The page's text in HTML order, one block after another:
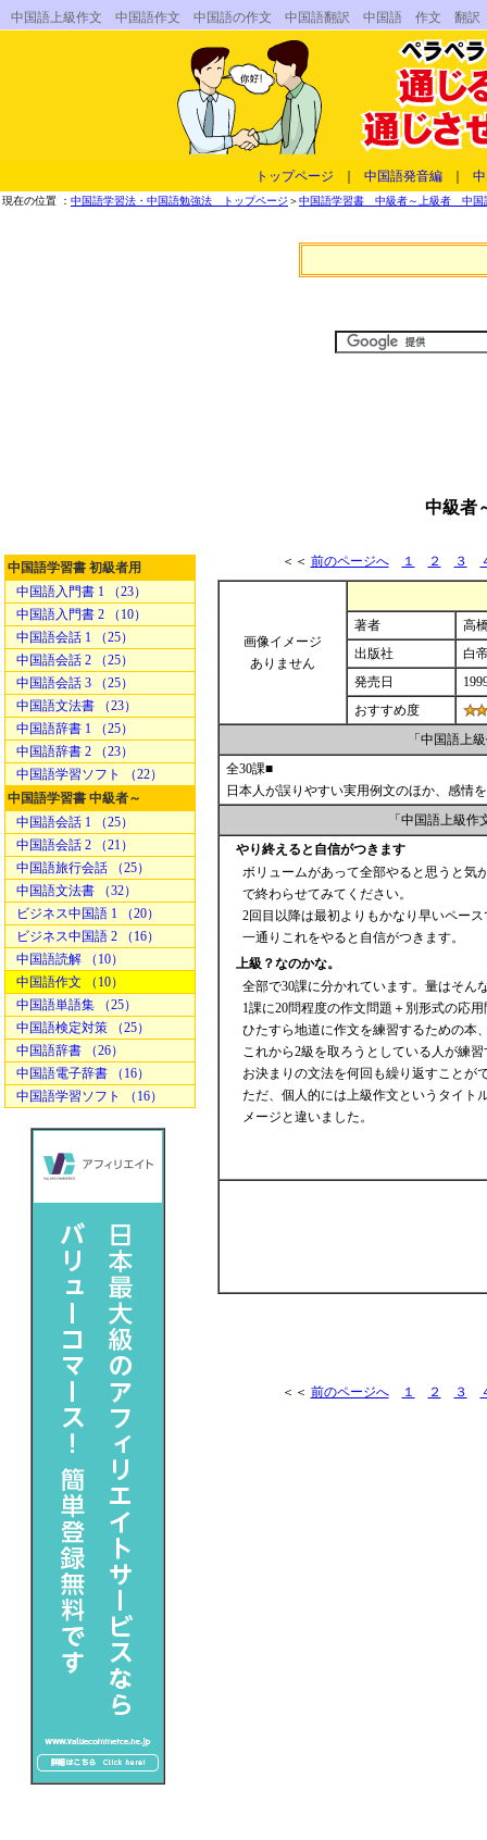
中国語上級作文 中国語作文 中国語の作文 中国語翻訳 中国語 作文 翻
トップページ 中国語発音編
現在の位置 ： 中国語学習法・中国語勉強法 トップページ ＞中国語学習書 中級者～上級者 中国
中級者
中国語学習書 初級者用
中国語入門書 1 （23）
中国語入門書 2 （10）
中国語会話 1 （25）
中国語会話 2 （25）
中国語会話 3 （25）
中国語文法書 （23）
中国語辞書 1 （25）
中国語辞書 2 （23）
中国語学習ソフト （22）
中国語学習書 中級者～
中国語会話 1 （25）
中国語会話 2 （21）
中国語旅行会話 （25）
中国語文法書 （32）
ビジネス中国語 1 （20）
ビジネス中国語 2 （16）
中国語読解 （10）
中国語作文 （10）
中国語単語集 （25）
中国語検定対策 （25）
中国語辞書 （26）
中国語電子辞書 （16）
中国語学習ソフト （16）
＜＜ 前のページへ １ ２ ３
画像イメージ
ありません
著者
高
出版社
白
発売日
おすすめ度
「中国語上
全30課■
日本人が誤りやすい実用例文のほか、感情
「中国語上級
やり終えると自信がつきます
ボリュームがあって全部やると思うと気
で終わらせてみてください。
2回目以降は最初よりもかなり早いペー
一通りこれをやると自信がつきます。
上級？なのかな。
全部で30課に分かれています。量はそん
1課に20問程度の作文問題＋別形式の応
ひたすら地道に作文を練習するための本
これから2級を取ろうとしている人が練
お決まりの文法を何回も繰り返すことが
ただ、個人的には上級作文というタイト
メージと違いました。
＜＜ 前のページへ １ ２ ３